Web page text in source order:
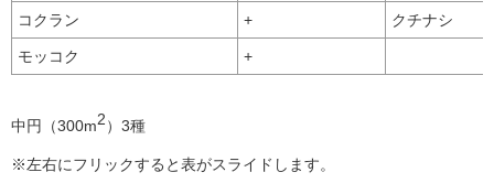
コクラン + クチナシ
モッコク +
中円（300m2）3種
※左右にフリックすると表がスライドします。